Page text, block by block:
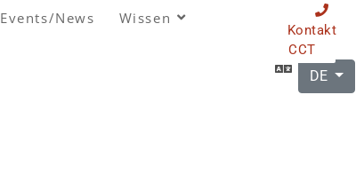
Events/News Wissen
Kontakt
CCT
DE